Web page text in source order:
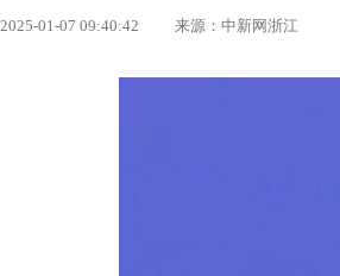
2025-01-07 09:40:42 来源：中新网浙江